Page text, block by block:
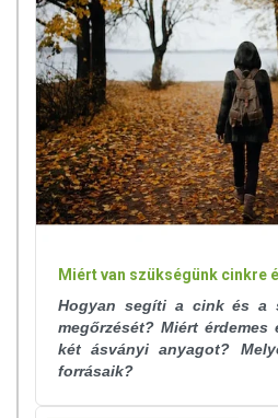
Miért van szükségünk cinkre
Hogyan segíti a cink és a
megőrzését? Miért
két ásványi anyagot?
forrásaik?